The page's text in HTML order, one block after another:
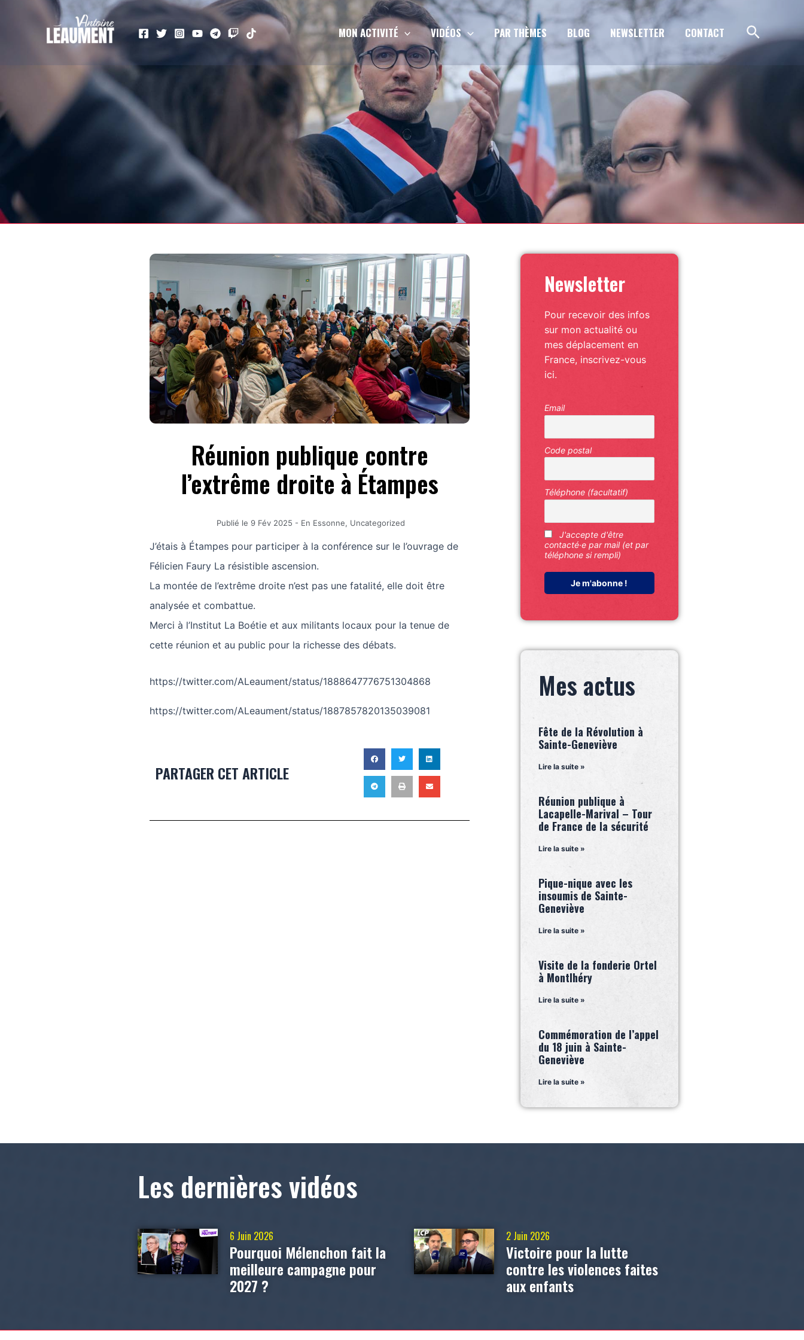
MON ACTIVITÉ VIDÉOS PAR THÈMES BLOG NEWSLETTER CONTACT
Réunion publique contre
l’extrême droite à Étampes
Publié le 9 Fév 2025 - En Essonne, Uncategorized
J’étais à Étampes pour participer à la conférence sur le l’ouvrage de
Félicien Faury La résistible ascension.
La montée de l’extrême droite n’est pas une fatalité, elle doit être
analysée et combattue.
Merci à l’Institut La Boétie et aux militants locaux pour la tenue de
cette réunion et au public pour la richesse des débats.
https://twitter.com/ALeaument/status/1888647776751304868
https://twitter.com/ALeaument/status/1887857820135039081
PARTAGER CET ARTICLE
Newsletter
Pour recevoir des infos
sur mon actualité ou
mes déplacement en
France, inscrivez-vous
ici.
Email
Code postal
Téléphone (facultatif)
J'accepte d'être
contacté·e par mail (et par
téléphone si rempli)
Mes actus
Fête de la Révolution à
Sainte-Geneviève
Lire la suite »
Réunion publique à
Lacapelle-Marival – Tour
de France de la sécurité
Lire la suite »
Pique-nique avec les
insoumis de Sainte-
Geneviève
Lire la suite »
Visite de la fonderie Ortel
à Montlhéry
Lire la suite »
Commémoration de l’appel
du 18 juin à Sainte-
Geneviève
Lire la suite »
Les dernières vidéos
6 Juin 2026
Pourquoi Mélenchon fait la
meilleure campagne pour
2027 ?
2 Juin 2026
Victoire pour la lutte
contre les violences faites
aux enfants